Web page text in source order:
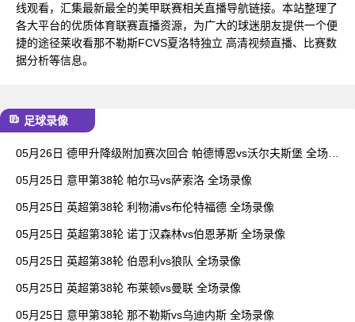
线观看，汇集最新最全的美甲联赛相关直播导航链接。本站整理了
各大平台的优质体育联赛直播资源，为广大的球迷朋友提供一个便
捷的途径莱收看那不勒斯FCVS夏洛特独立 高清视频直播、比赛数
据分析等信息。
足球录像
05月26日 德甲升降级附加赛次回合 帕德博恩vs沃尔夫斯堡 全场录
05月25日 意甲第38轮 帕尔马vs萨索洛 全场录像
05月25日 英超第38轮 利物浦vs布伦特福德 全场录像
05月25日 英超第38轮 诺丁汉森林vs伯恩茅斯 全场录像
05月25日 英超第38轮 伯恩利vs狼队 全场录像
05月25日 英超第38轮 布莱顿vs曼联 全场录像
05月25日 意甲第38轮 那不勒斯vs乌迪内斯 全场录像